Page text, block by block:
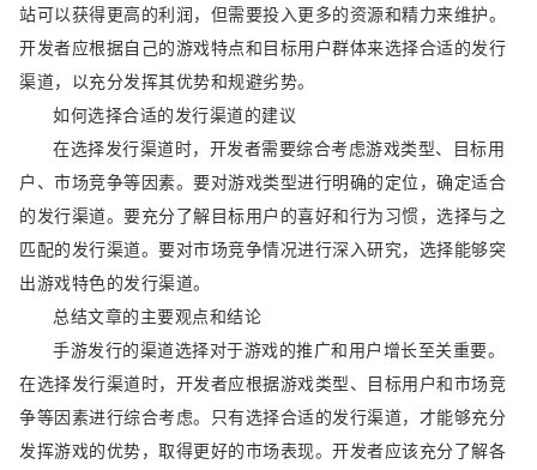
站可以获得更高的利润，但需要投入更多的资源和精力来维护。
开发者应根据自己的游戏特点和目标用户群体来选择合适的发行
渠道，以充分发挥其优势和规避劣势。
如何选择合适的发行渠道的建议
在选择发行渠道时，开发者需要综合考虑游戏类型、目标用
户、市场竞争等因素。要对游戏类型进行明确的定位，确定适合
的发行渠道。要充分了解目标用户的喜好和行为习惯，选择与之
匹配的发行渠道。要对市场竞争情况进行深入研究，选择能够突
出游戏特色的发行渠道。
总结文章的主要观点和结论
手游发行的渠道选择对于游戏的推广和用户增长至关重要。
在选择发行渠道时，开发者应根据游戏类型、目标用户和市场竞
争等因素进行综合考虑。只有选择合适的发行渠道，才能够充分
发挥游戏的优势，取得更好的市场表现。开发者应该充分了解各